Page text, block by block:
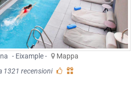
- Eixample -
Mappa
1321 recensioni